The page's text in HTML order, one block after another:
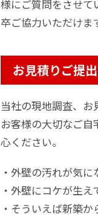
様にご質問をさせて
卒ご協力いただけま
お見積りご提
当社の現地調査、お
お客様の大切なご
心ください。
・外壁の汚れが気に
・外壁にコケが生え
・そういえば新築